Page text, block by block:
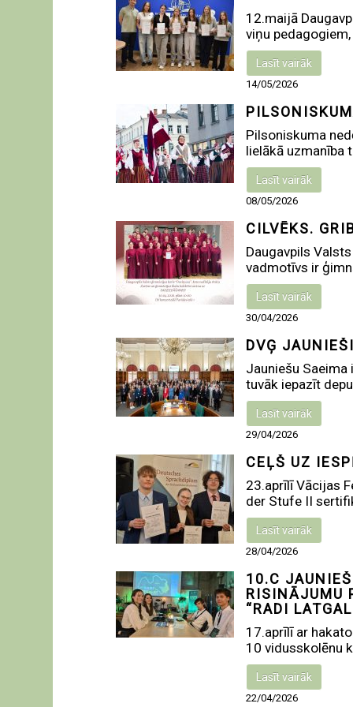
12.maijā
viņu
Lasīt vairāk
14/05/2026
Pilsoniskuma
lielākā uzmanība
Lasīt vairāk
08/05/2026
CILVĒKS.
Daugavpils
vadmotīvs ir
Lasīt vairāk
30/04/2026
DVĢ
Jauniešu
tuvāk iepazīt
Lasīt vairāk
29/04/2026
CEĻŠ UZ
23.aprīlī Vācijas
der Stufe II
Lasīt vairāk
28/04/2026
10.C
RISINĀJUMU
“RADI
17.aprīlī ar
10 vidusskolēnu
Lasīt vairāk
22/04/2026